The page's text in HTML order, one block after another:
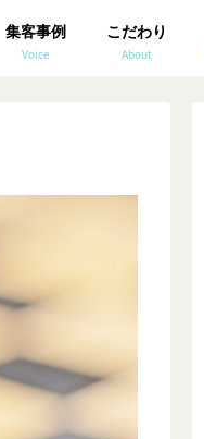
集客事例
Voice
こだわり
About